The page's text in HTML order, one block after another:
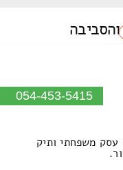
והסביבה
054-453-5415
משפחתי ותיק